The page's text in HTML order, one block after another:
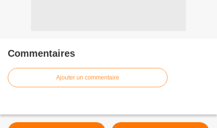
Commentaires
Ajouter un commentaire